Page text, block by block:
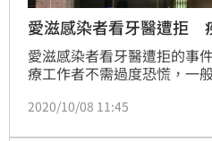
愛滋感染者看牙醫遭拒
愛滋感染者看牙醫遭拒的事
療工作者不需過度恐慌，一
感染者治療牙齒。若感染者
2020/10/08 11:45